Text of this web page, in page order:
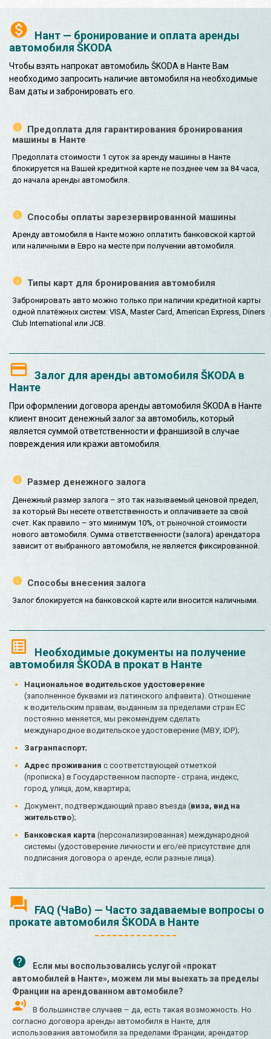
Нант — бронирование и оплата аренды
автомобиля ŠKODA
Чтобы взять напрокат автомобиль ŠKODA в Нанте Вам
необходимо запросить наличие автомобиля на необходимые
Вам даты и забронировать его.
Предоплата для гарантирования бронирования
машины в Нанте
Предоплата стоимости 1 суток за аренду машины в Нанте
блокируется на Вашей кредитной карте не позднее чем за 84 часа,
до начала аренды автомобиля.
Способы оплаты зарезервированной машины
Аренду автомобиля в Нанте можно оплатить банковской картой
или наличными в Евро на месте при получении автомобиля.
Типы карт для бронирования автомобиля
Забронировать авто можно только при наличии кредитной карты
одной платёжных систем: VISA, Master Card, American Express, Diners
Club International или JCB.
Залог для аренды автомобиля ŠKODA в
Нанте
При оформлении договора аренды автомобиля ŠKODA в Нанте
клиент вносит денежный залог за автомобиль, который
является суммой ответственности и франшизой в случае
повреждения или кражи автомобиля.
Размер денежного залога
Денежный размер залога – это так называемый ценовой предел,
за который Вы несете ответственность и оплачиваете за свой
счет. Как правило – это минимум 10%, от рыночной стоимости
нового автомобиля. Сумма ответственности (залога) арендатора
зависит от выбранного автомобиля, не является фиксированной.
Способы внесения залога
Залог блокируется на банковской карте или вносится наличными.
Необходимые документы на получение
автомобиля ŠKODA в прокат в Нанте
Национальное водительское удостоверение
(заполненное буквами из латинского алфавита). Отношение
к водительским правам, выданным за пределами стран ЕС
постоянно меняется, мы рекомендуем сделать
международное водительское удостоверение (МВУ, IDP);
Загранпаспорт;
Адрес проживания с соответствующей отметкой
(прописка) в Государственном паспорте - страна, индекс,
город, улица, дом, квартира;
Документ, подтверждающий право въезда (виза, вид на
жительство);
Банковская карта (персонализированная) международной
системы (удостоверение личности и его/её присутствие для
подписания договора о аренде, если разные лица).
FAQ (ЧаВо) — Часто задаваемые вопросы о
прокате автомобиля ŠKODA в Нанте
Если мы воспользовались услугой «прокат
автомобилей в Нанте», можем ли мы выехать за пределы
Франции на арендованном автомобиле?
В большинстве случаев – да, есть такая возможность. Но
согласно договора аренды автомобиля в Нанте, для
использования автомобиля за пределами Франции, арендатор